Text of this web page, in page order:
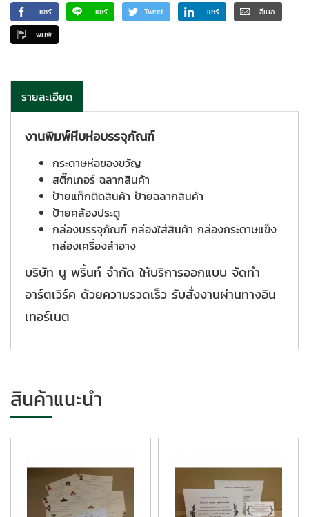
แชร์ แชร์ Tweet แชร์ อีเมล
พิมพ์
รายละเอียด
งานพิมพ์หีบห่อบรรจุภัณฑ์
กระดาษห่อของขวัญ
สติ๊กเกอร์ ฉลากสินค้า
ป้ายแท็กติดสินค้า ป้ายฉลากสินค้า
ป้ายคล้องประตู
กล่องบรรจุภัณฑ์ กล่องใส่สินค้า กล่องกระดาษแข็ง
กล่องเครื่องสำอาง
บริษัท นู พริ้นท์ จำกัด ให้บริการออกแบบ จัดทำ
อาร์ตเวิร์ค ด้วยความรวดเร็ว รับสั่งงานผ่านทางอิน
เทอร์เนต
สินค้าแนะนำ